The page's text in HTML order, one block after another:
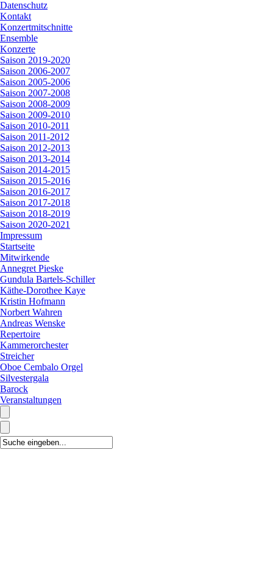
Datenschutz
Kontakt
Konzertmitschnitte
Ensemble
Konzerte
Saison 2019-2020
Saison 2006-2007
Saison 2005-2006
Saison 2007-2008
Saison 2008-2009
Saison 2009-2010
Saison 2010-2011
Saison 2011-2012
Saison 2012-2013
Saison 2013-2014
Saison 2014-2015
Saison 2015-2016
Saison 2016-2017
Saison 2017-2018
Saison 2018-2019
Saison 2020-2021
Impressum
Startseite
Mitwirkende
Annegret Pieske
Gundula Bartels-Schiller
Käthe-Dorothee Kaye
Kristin Hofmann
Norbert Wahren
Andreas Wenske
Repertoire
Kammerorchester
Streicher
Oboe Cembalo Orgel
Silvestergala
Barock
Veranstaltungen